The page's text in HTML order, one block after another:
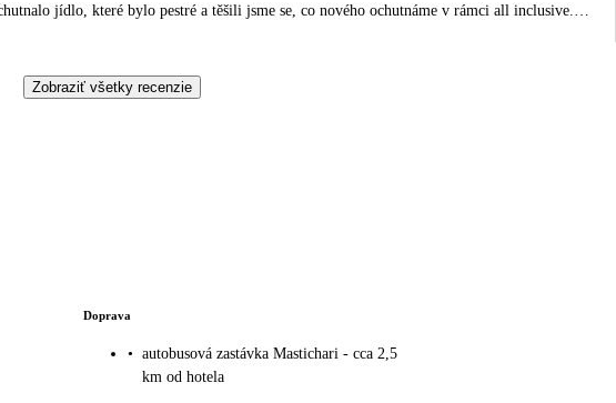
jídlo, které bylo pestré a těšili jsme se, co nového ochutnáme v rámci all inclusive.
Zobraziť všetky recenzie
Doprava
• autobusová zastávka Mastichari - cca 2,5
km od hotela